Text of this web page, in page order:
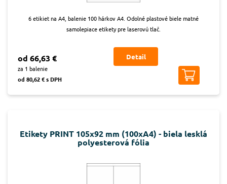
6 etikiet na A4, balenie 100 hárkov A4. Odolné plastové biele matné
samolepiace etikety pre laserovú tlač.
od 66,63 €
za 1 balenie
od 80,62 € s DPH
Detail
Etikety PRINT 105x92 mm (100xA4) - biela lesklá
polyesterová fólia